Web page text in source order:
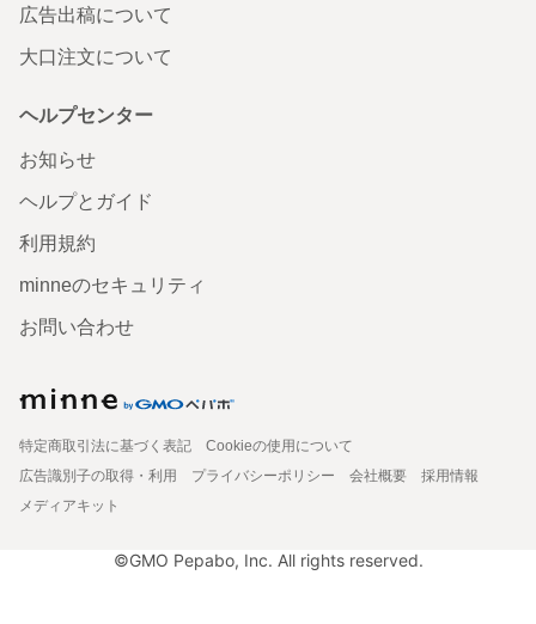
広告出稿について
大口注文について
ヘルプセンター
お知らせ
ヘルプとガイド
利用規約
minneのセキュリティ
お問い合わせ
特定商取引法に基づく表記
Cookieの使用について
広告識別子の取得・利用
プライバシーポリシー 会社概要
採用情報
メディアキット
©GMO Pepabo, Inc. All rights reserved.